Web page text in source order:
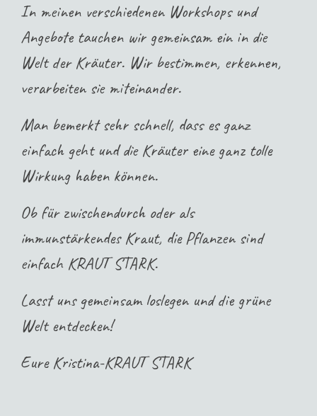
In meinen verschiedenen Workshops und
Angebote tauchen wir gemeinsam ein in die
Welt der Kräuter. Wir bestimmen, erkennen,
verarbeiten sie miteinander.
Man bemerkt sehr schnell, dass es ganz
einfach geht und die Kräuter eine ganz tolle
Wirkung haben können.
Ob für zwischendurch oder als
immunstärkendes Kraut, die Pflanzen sind
einfach KRAUT STARK.
Lasst uns gemeinsam loslegen und die grüne
Welt entdecken!
Eure Kristina-KRAUT STARK